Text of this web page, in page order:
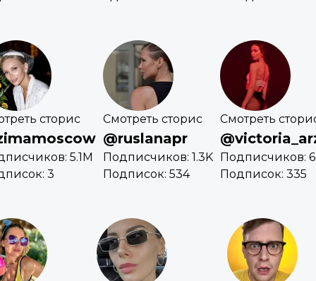
сторис
5.1M
3
Смотреть сторис
@ruslanapr
Подписчиков: 1.3K
Подписок: 534
Смотреть
Подписчиков:
Подписок: 335